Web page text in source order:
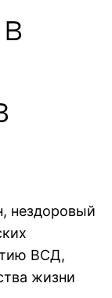
нездоровый
ВСД,
жизни